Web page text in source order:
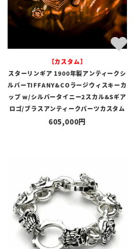
【カスタム】
スターリンギア 1900年製アンティークシ
ルバーTIFFANY&COラージウィスキーカ
ップ w/シルバータイニー2スカル&Sギア
ロゴ/ブラスアンティークパーツカスタム
605,000